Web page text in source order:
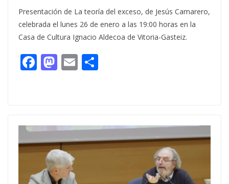
Presentación de La teoría del exceso, de Jesús Camarero,
celebrada el lunes 26 de enero a las 19:00 horas en la
Casa de Cultura Ignacio Aldecoa de Vitoria-Gasteiz.
F
o
o
k
M
o
n
E
ar
ti